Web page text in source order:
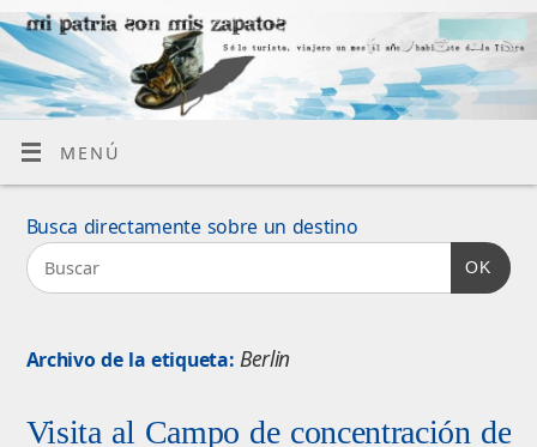
MENÚ
Busca directamente sobre un destino
OK
Archivo de la etiqueta: Berlin
Visita al Campo de concentración de